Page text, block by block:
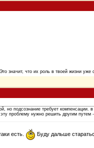
значит, что их роль в твоей жизни уже
подсознание требует
проблему нужно решить другим
есть. Буду дальше